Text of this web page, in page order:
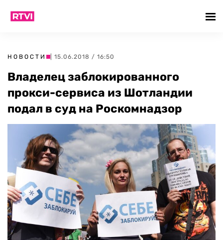
НОВОСТИ | 15.06.2018 / 16:50
Владелец заблокированного
прокси-сервиса из Шотландии
подал в суд на Роскомнадзор